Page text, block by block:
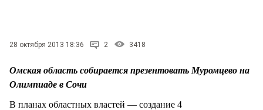
28 октября 2013 18:36 2 3418
Омская область собирается презентовать Муромцево на
Олимпиаде в Сочи
В планах областных властей — создание 4